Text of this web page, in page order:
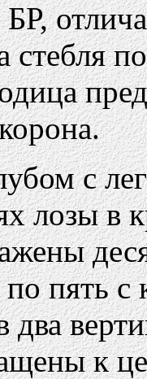
БР,
стебля
с
лозы в
по пять
два
к